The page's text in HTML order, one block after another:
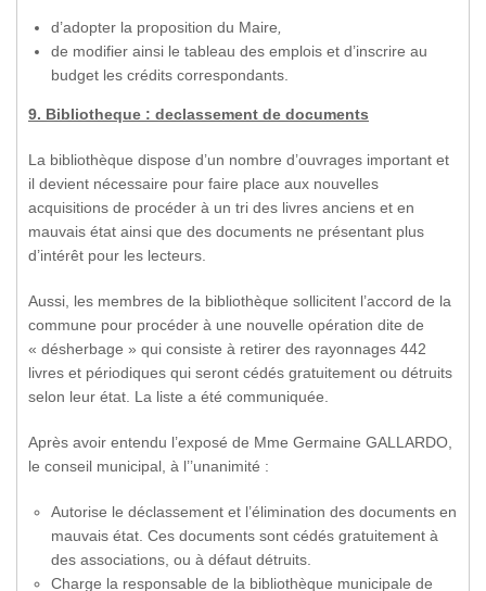
d’adopter la proposition du Maire
de modifier ainsi le tableau des emplois et d’inscrire au
budget les crédits correspondants.
9. Bibliotheque : declassement de documents
La bibliothèque dispose d’un nombre d’ouvrages important et
il devient nécessaire pour faire place aux nouvelles
acquisitions de procéder à un tri des livres anciens et en
mauvais état ainsi que des documents ne présentant plus
d’intérêt pour les lecteurs.
Aussi, les membres de la bibliothèque sollicitent l’accord de la
commune pour procéder à une nouvelle opération dite de
« désherbage » qui consiste à retirer des rayonnages 442
livres et périodiques qui seront cédés gratuitement ou détruits
selon leur état. La liste a été communiquée.
Après avoir entendu l’exposé de Mme Germaine GALLARDO,
le conseil municipal, à l’’unanimité :
Autorise le déclassement et l’élimination des documents en
mauvais état. Ces documents sont cédés gratuitement à
des associations, ou à défaut détruits.
Charge la responsable de la bibliothèque municipale de